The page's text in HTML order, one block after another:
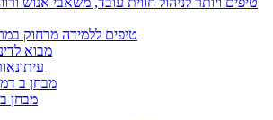
21 טיפים ללמידה מרחוק
מבוא
מבחן ב
מבחן